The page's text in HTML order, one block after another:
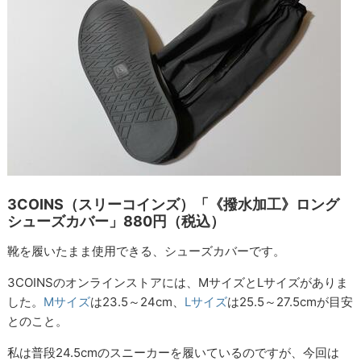
3COINS（スリーコインズ）「《撥水加工》ロング
シューズカバー」880円（税込）
靴を履いたまま使用できる、シューズカバーです。
3COINSのオンラインストアには、MサイズとLサイズがありま
した。 Mサイズは23.5～24cm、 Lサイズは25.5～27.5cmが目安
とのこと。
私は普段24.5cmのスニーカーを履いているのですが、今回は